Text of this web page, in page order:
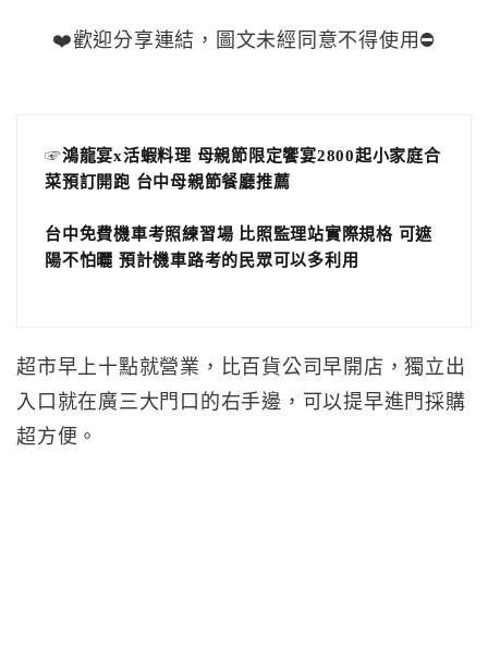
❤️歡迎分享連結，圖文未經同意不得使用⛔️
☞鴻龍宴x活蝦料理 母親節限定饗宴2800起小家庭合
菜預訂開跑 台中母親節餐廳推薦
台中免費機車考照練習場 比照監理站實際規格 可遮
陽不怕曬 預計機車路考的民眾可以多利用
超市早上十點就營業，比百貨公司早開店，獨立出
入口就在廣三大門口的右手邊，可以提早進門採購
超方便。